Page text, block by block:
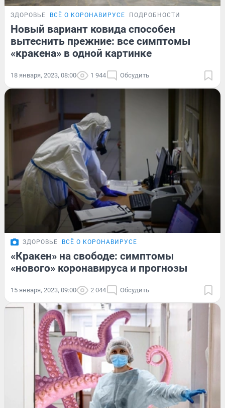
ЗДОРОВЬЕ ВСЁ О КОРОНАВИРУСЕ ПОДРОБНОСТИ
Новый вариант ковида способен
вытеснить прежние: все симптомы
«кракена» в одной картинке
18 января, 2023, 08:00 1 944 Обсудить
ЗДОРОВЬЕ ВСЁ О КОРОНАВИРУСЕ
«Кракен» на свободе: симптомы
«нового» коронавируса и прогнозы
15 января, 2023, 09:00 2 044 Обсудить